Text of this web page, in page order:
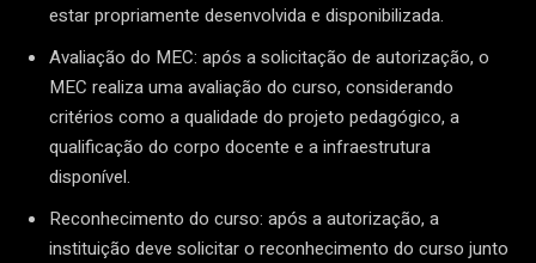
estar propriamente desenvolvida e disponibilizada.
Avaliação do MEC: após a solicitação de autorização, o
MEC realiza uma avaliação do curso, considerando
critérios como a qualidade do projeto pedagógico, a
qualificação do corpo docente e a infraestrutura
disponível.
Reconhecimento do curso: após a autorização, a
instituição deve solicitar o reconhecimento do curso junto